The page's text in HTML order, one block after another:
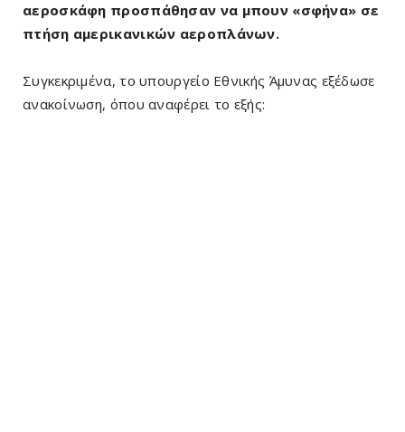
αεροσκάφη προσπάθησαν να μπουν «σφήνα» σε
πτήση αμερικανικών αεροπλάνων.
Συγκεκριμένα, το υπουργείο Εθνικής Άμυνας εξέδωσε
ανακοίνωση, όπου αναφέρει το εξής: